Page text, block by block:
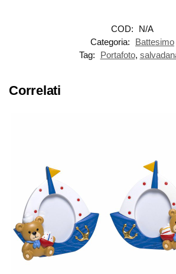
COD:
N/A
Categoria:
Battesimo
Tag:
Portafoto,
Correlati